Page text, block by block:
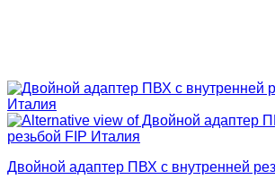
Двойной адаптер ПВХ с внутренней